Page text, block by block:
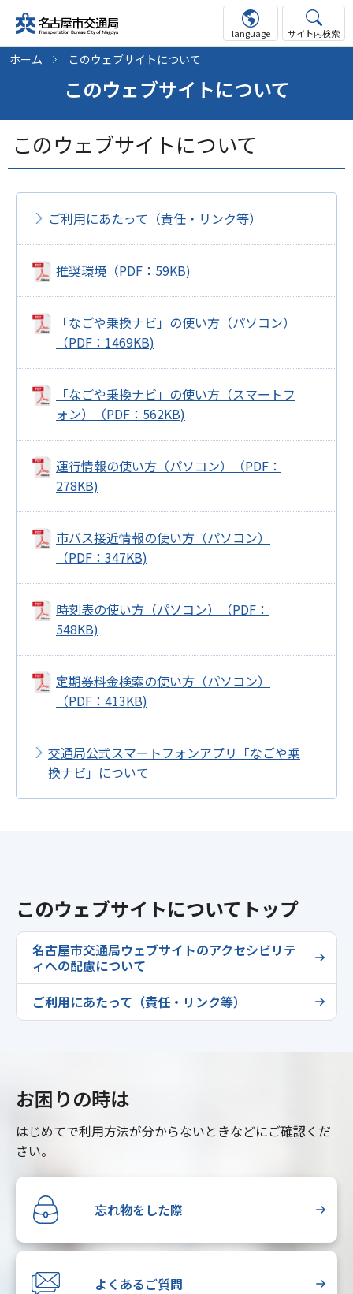
language サイト内検索
ホーム このウェブサイトについて
このウェブサイトについて
このウェブサイトについて
ご利用にあたって（責任・リンク等）
推奨環境（PDF：59KB)
「なごや乗換ナビ」の使い方（パソコン）
（PDF：1469KB)
「なごや乗換ナビ」の使い方（スマートフ
ォン）（PDF：562KB)
運行情報の使い方（パソコン）（PDF：
278KB)
市バス接近情報の使い方（パソコン）
（PDF：347KB)
時刻表の使い方（パソコン）（PDF：
548KB)
定期券料金検索の使い方（パソコン）
（PDF：413KB)
交通局公式スマートフォンアプリ「なごや乗
換ナビ」について
このウェブサイトについてトップ
名古屋市交通局ウェブサイトのアクセシビリテ
ィへの配慮について
ご利用にあたって（責任・リンク等）
お困りの時は
はじめてで利用方法が分からないときなどにご確認くだ
さい。
忘れ物をした際
よくあるご質問